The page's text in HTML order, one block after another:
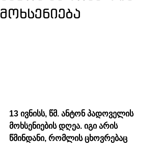
მოხსენიება
13 ივნისს, წმ. ანტონ პადოველის
მოხსენიების დღეა. იგი არის
წმინდანი, რომლის ცხოვრებაც